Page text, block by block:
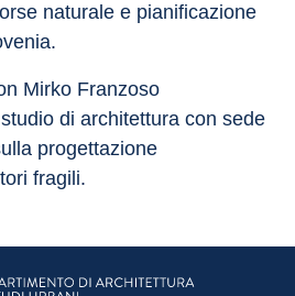
naturale e pianificazione
Mirko Franzoso
di architettura con sede
progettazione
fragili.